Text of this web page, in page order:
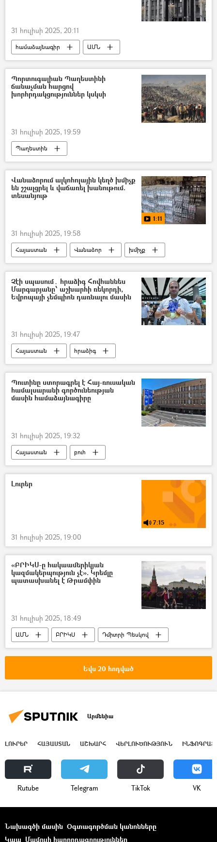
31 հուլիսի 2025, 20:11
համաձայնագիր
ԱՄՆ
Ռուսաստան
Պորտուգալիան Պաղեստինի
ճանաչման հարցով
խորհրդակցություններ կսկսի
31 հուլիսի 2025, 19:59
Պաղեստին
Միավորված ազգերի կազմակերպություն (ՄԱԿ)
Պորտուգալիա
Վանաձորում ալկոհոլային կեղծ խմիչք
են շշալցրել և վաճառել խանութում.
տեսանյութ
1:11
31 հուլիսի 2025, 19:58
Հայաստան Վանաձոր
խմիչք
տեսանյութ
Տեսանյութեր
Չէի սպասում․ հրաձիգ Հովհաննես
Մարգարյանը՝ աշխարհի ռեկորդի,
Եվրոպայի չեմպիոն դառնալու մասին
31 հուլիսի 2025, 19:47
Հայաստան
հրաձիգ
Հովհաննես Մարգարյան
Սպորտ
մեդալ
ռեկորդ
Պուտինը ստորագրել է Հայ-ռուսական
համալսարանի գործունեության
մասին համաձայնագիրը
31 հուլիսի 2025, 19:32
Հայաստան
բուհ
Հայ-ռուսական (Սլավոնական) համալսարան
Վլադիմիր Պուտին
Լուրեր
7:15
31 հուլիսի 2025, 19:00
«ԲՐԻԿՍ-ը հակաամերիկյան
կազմակերպություն չէ». Կրեմլը
պատասխանել է Թրամփին
31 հուլիսի 2025, 18:49
ԱՄՆ ԲՐԻԿՍ
Դմիտրի Պեսկով
Դոնալդ Թրամփ
Եվս 20 հոդված
Արմենիա
ԼՈՒՐԵՐ ՀԱՅԱՍՏԱՆ ԱՇԽԱՐՀ ՎԵՐԼՈՒԾՈՒԹՅՈՒՆ
Rutube Telegram ТikТоk VK
Նախագծի մասին Օգտագործման կանոնները
Կապ Մամուլի հաղորդագրություններ